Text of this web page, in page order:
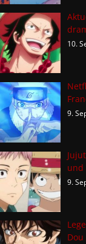
10.
9.
und
9.